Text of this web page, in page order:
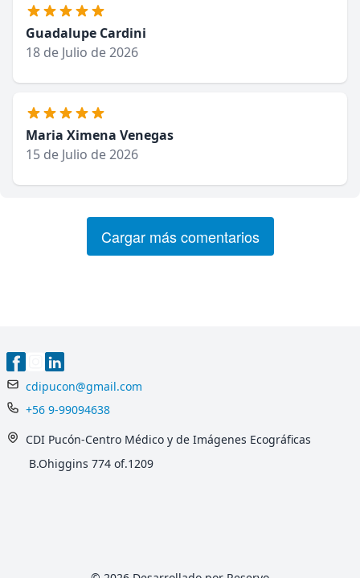
Guadalupe Cardini
18 de Julio de 2026
Maria Ximena Venegas
15 de Julio de 2026
Cargar más comentarios
cdipucon@gmail.com
+56 9-99094638
CDI Pucón-Centro Médico y de Imágenes Ecográficas
B.Ohiggins 774 of.1209